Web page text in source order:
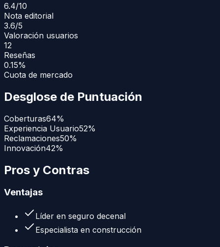
6.4/10
Nota editorial
3.6/5
Valoración usuarios
12
Reseñas
0.15%
Cuota de mercado
Desglose de Puntuación
Coberturas64%
Experiencia Usuario52%
Reclamaciones50%
Innovación42%
Pros y Contras
Ventajas
Líder en seguro decenal
Especialista en construcción